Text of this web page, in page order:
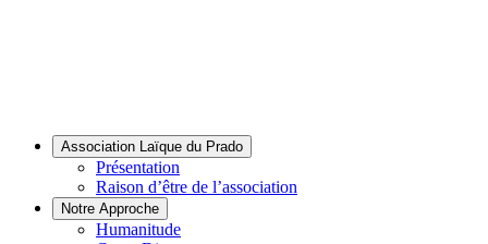
Association Laïque du Prado
Présentation
Raison d’être de l’association
Notre Approche
Humanitude